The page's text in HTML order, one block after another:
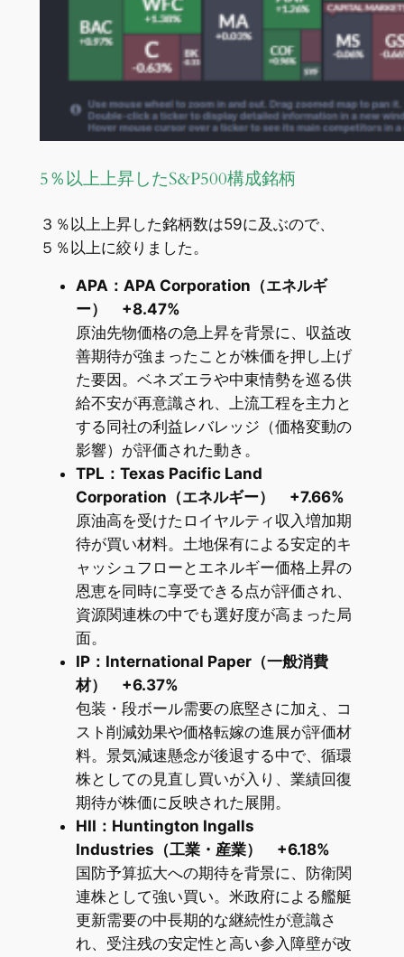
5％以上上昇したS&P500構成銘柄
３％以上上昇した銘柄数は59に及ぶので、
５％以上に絞りました。
APA：APA Corporation（エネルギ
ー） +8.47%
原油先物価格の急上昇を背景に、収益改
善期待が強まったことが株価を押し上げ
た要因。ベネズエラや中東情勢を巡る供
給不安が再意識され、上流工程を主力と
する同社の利益レバレッジ（価格変動の
影響）が評価された動き。
TPL：Texas Pacific Land
Corporation（エネルギー） +7.66%
原油高を受けたロイヤルティ収入増加期
待が買い材料。土地保有による安定的キ
ャッシュフローとエネルギー価格上昇の
恩恵を同時に享受できる点が評価され、
資源関連株の中でも選好度が高まった局
面。
IP：International Paper（一般消費
材） +6.37%
包装・段ボール需要の底堅さに加え、コ
スト削減効果や価格転嫁の進展が評価材
料。景気減速懸念が後退する中で、循環
株としての見直し買いが入り、業績回復
期待が株価に反映された展開。
HII：Huntington Ingalls
Industries（工業・産業） +6.18%
国防予算拡大への期待を背景に、防衛関
連株として強い買い。米政府による艦艇
更新需要の中長期的な継続性が意識さ
れ、受注残の安定性と高い参入障壁が改